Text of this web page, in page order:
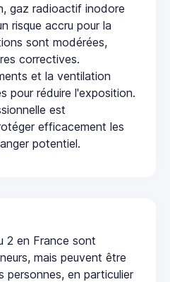
gaz radioactif inodore
risque accru pour la
sont modérées,
correctives.
et la ventilation
pour réduire l'exposition.
est
efficacement les
potentiel.
2 en France sont
mais peuvent être
personnes, en particulier